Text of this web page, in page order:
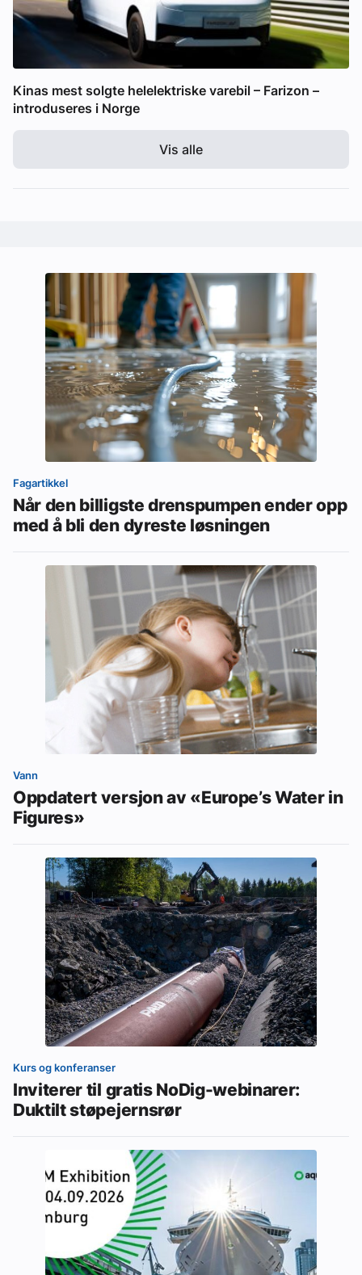
Kinas mest solgte helelektriske varebil – Farizon –
introduseres i Norge
Vis alle
Fagartikkel
Når den billigste drenspumpen ender opp
med å bli den dyreste løsningen
Vann
Oppdatert versjon av «Europe’s Water in
Figures»
Kurs og konferanser
Inviterer til gratis NoDig-webinarer:
Duktilt støpejernsrør